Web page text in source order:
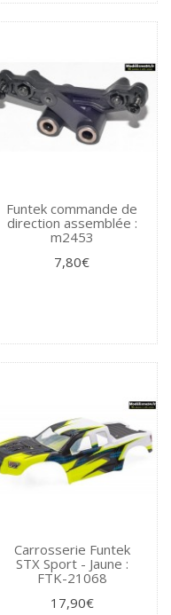
Funtek commande de
direction assemblée :
m2453
7,80€
Carrosserie Funtek
STX Sport - Jaune :
FTK-21068
17,90€